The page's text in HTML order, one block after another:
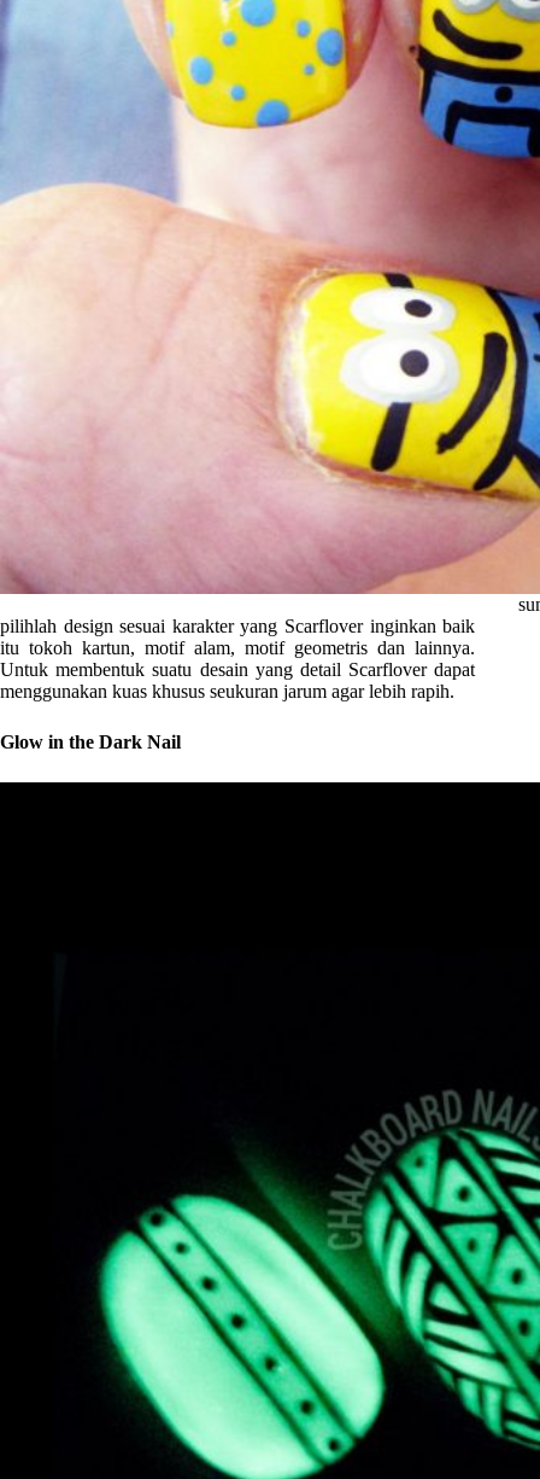
pilihlah design sesuai karakter yang Scarflover inginkan baik
itu tokoh kartun, motif alam, motif geometris dan lainnya.
Untuk membentuk suatu desain yang detail Scarflover dapat
menggunakan kuas khusus seukuran jarum agar lebih rapih.
Glow in the Dark Nail